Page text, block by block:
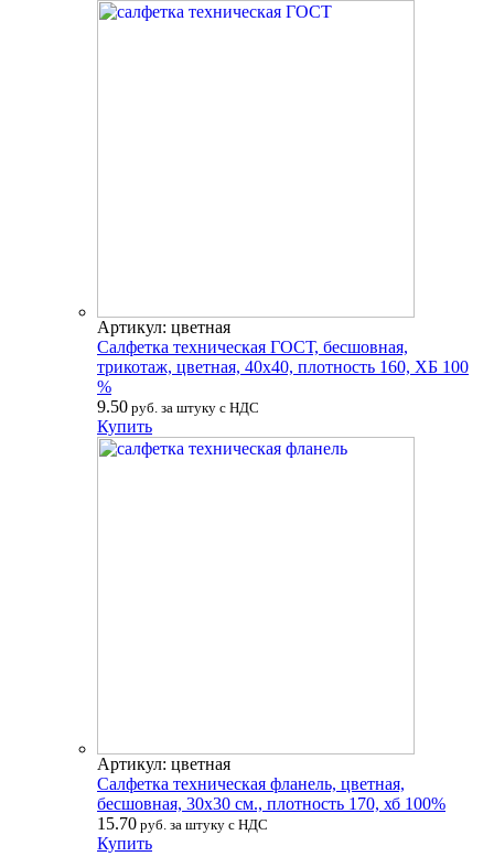
Артикул: цветная
Салфетка техническая ГОСТ, бесшовная,
трикотаж, цветная, 40х40, плотность 160, ХБ 100
%
9.50 руб. за штуку с НДС
Купить
Артикул: цветная
Салфетка техническая фланель, цветная,
бесшовная, 30х30 см., плотность 170, хб 100%
15.70 руб. за штуку с НДС
Купить